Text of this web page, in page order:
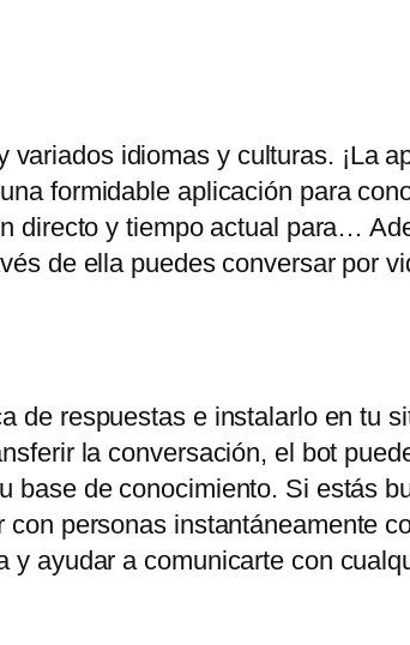
idiomas y culturas. ¡La
formidable aplicación para
directo y tiempo actual para…
de ella puedes conversar por
de respuestas e instalarlo en tu
la conversación, el bot
base de conocimiento. Si estás
personas instantáneamente
ayudar a comunicarte con